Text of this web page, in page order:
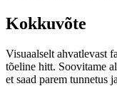
Kokkuvõte
Visuaalselt ahvatlevast
tõeline hitt. Soovitame
et saad parem tunnetus